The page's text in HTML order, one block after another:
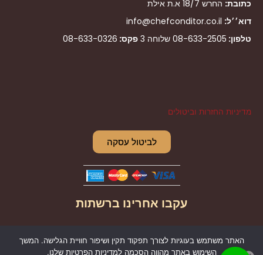
כתובת: החרש 18/7 א.ת אילת
דוא׳׳ל: info@chefconditor.co.il
טלפון: 08-633-2505 שלוחה 3 פקס: 08-633-0326
מדיניות החזרות וביטולים
לביטול עסקה
עקבו אחרינו ברשתות
F
a
I
n
האתר משתמש בעוגיות לצורך תפקוד תקין ושיפור חוויית הגלישה. המשך
השימוש באתר מהווה הסכמה למדיניות הפרטיות שלנו.